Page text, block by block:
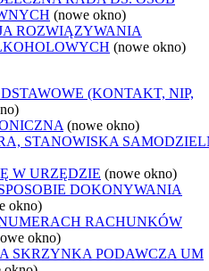
(nowe okno)
ROZWIĄZYWANIA
(nowe okno)
(KONTAKT, NIP,
(nowe okno)
STANOWISKA
W URZĘDZIE (nowe okno)
DOKONYWANIA
okno)
RACHUNKÓW
okno)
SKRZYNKA PODAWCZA UM